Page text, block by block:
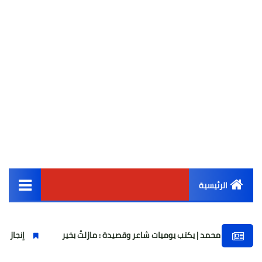
الرئيسية
أخبار مصرمحمد | يكتب يوميات شاعر وقصيدة : مازلتُ بخير إنجاز تاريخي..